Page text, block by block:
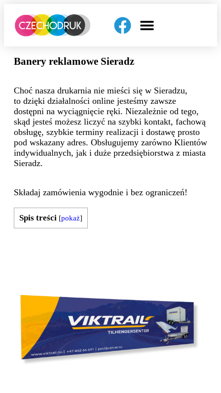
Banery reklamowe Sieradz
Choć nasza drukarnia nie mieści się w Sieradzu,
to dzięki działalności online jesteśmy zawsze
dostępni na wyciągnięcie ręki. Niezależnie od tego,
skąd jesteś możesz liczyć na szybki kontakt, fachową
obsługę, szybkie terminy realizacji i dostawę prosto
pod wskazany adres. Obsługujemy zarówno Klientów
indywidualnych, jak i duże przedsiębiorstwa z miasta
Sieradz.
Składaj zamówienia wygodnie i bez ograniczeń!
Spis treści [pokaż]